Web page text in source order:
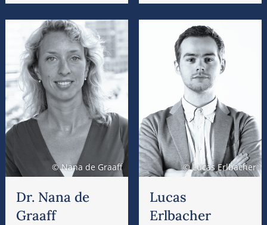
© Nana de Graaff
Dr. Nana de
Graaff
© Lucas Erlbacher
Lucas
Erlbacher